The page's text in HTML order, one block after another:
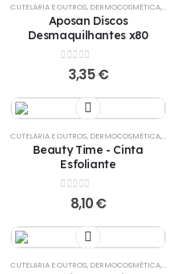
PÉS
CUTELARIA E OUTROS, DERMOCOSMÉTICA,PÉS
Aposan Discos
Desmaquilhantes x80
out of 5
3,35€
CUTELARIA E OUTROS, DERMOCOSMÉTICA,PÉS
Beauty Time - Cinta
Esfoliante
out of 5
8,10€
CUTELARIA E OUTROS, DERMOCOSMÉTICA,